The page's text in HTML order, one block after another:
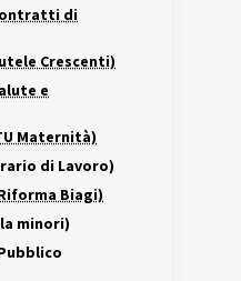
di
Crescenti)
e
Maternità)
di Lavoro)
Biagi)
minori)